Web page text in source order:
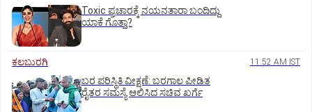
Toxic ಪ್ರಚಾರಕ್ಕೆ ನಯನತಾರಾ ಬಂದಿದ್ದು
ಯಾಕೆ ಗೊತ್ತಾ?
ಕಲಬುರಗಿ 11:52 AM IST
ಬರ ಪರಿಸ್ಥಿತಿ ವೀಕ್ಷಣೆ: ಬರಗಾಲ ಪೀಡಿತ
ರೈತರ ಸಮಸ್ಯೆ ಆಲಿಸಿದ ಸಚಿವ ಖರ್ಗೆ